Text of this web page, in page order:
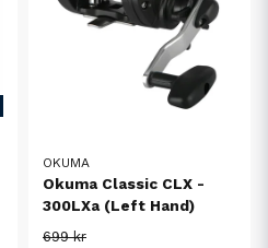
OKUMA
Okuma Classic CLX -
300LXa (Left Hand)
699 kr